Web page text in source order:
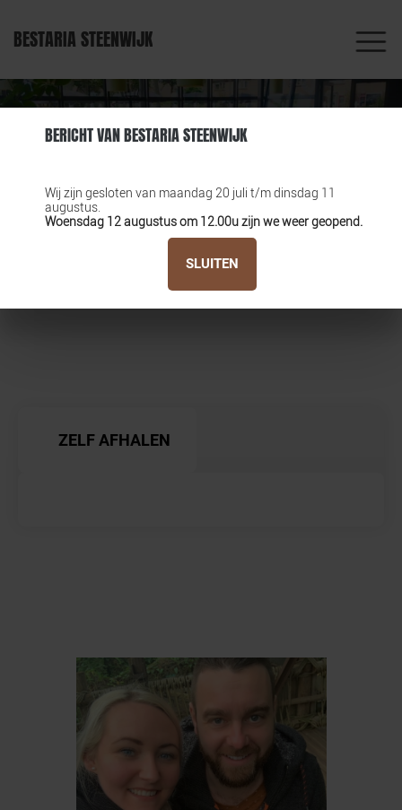
BESTARIA STEENWIJK
ZELF AFHALEN
INFORMATIE
Deze winkel heeft (nog) geen assortimenten beschikbaar
gesteld voor de website
BERICHT VAN BESTARIA STEENWIJK
Wij zijn gesloten van maandag 20 juli t/m dinsdag 11
augustus.
Woensdag 12 augustus om 12.00u zijn we weer geopend.
SLUITEN